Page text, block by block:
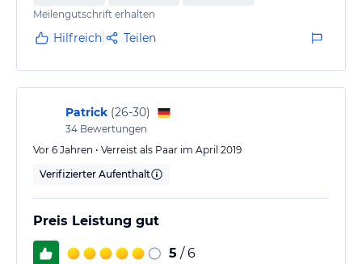
Meilengutschrift erhalten
Hilfreich Teilen
Patrick (26-30)
34 Bewertungen
Vor 6 Jahren • Verreist als Paar im April 2019
Verifizierter Aufenthalt
Preis Leistung gut
5 / 6